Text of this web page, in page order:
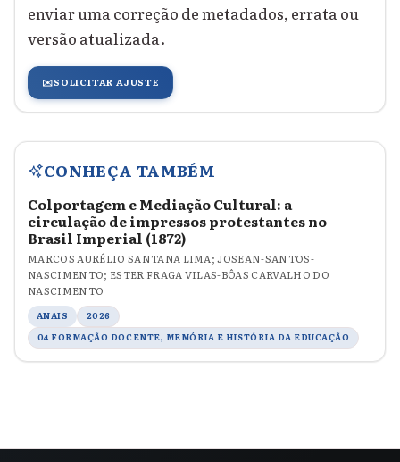
enviar uma correção de metadados, errata ou
versão atualizada.
✉️SOLICITAR AJUSTE
CONHEÇA TAMBÉM
Colportagem e Mediação Cultural: a
circulação de impressos protestantes no
Brasil Imperial (1872)
MARCOS AURÉLIO SANTANA LIMA; JOSEAN-SANTOS-
NASCIMENTO; ESTER FRAGA VILAS-BÔAS CARVALHO DO
NASCIMENTO
ANAIS
2026
04 FORMAÇÃO DOCENTE, MEMÓRIA E HISTÓRIA DA EDUCAÇÃO